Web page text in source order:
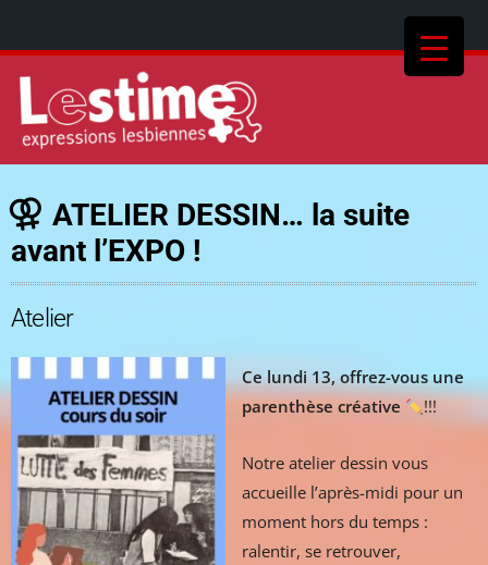
ATELIER DESSIN… la suite
avant l’EXPO !
Atelier
Ce lundi 13, offrez-vous une
parenthèse créative
!!!
Notre atelier dessin vous
accueille l’après-midi pour un
moment hors du temps :
ralentir, se retrouver,